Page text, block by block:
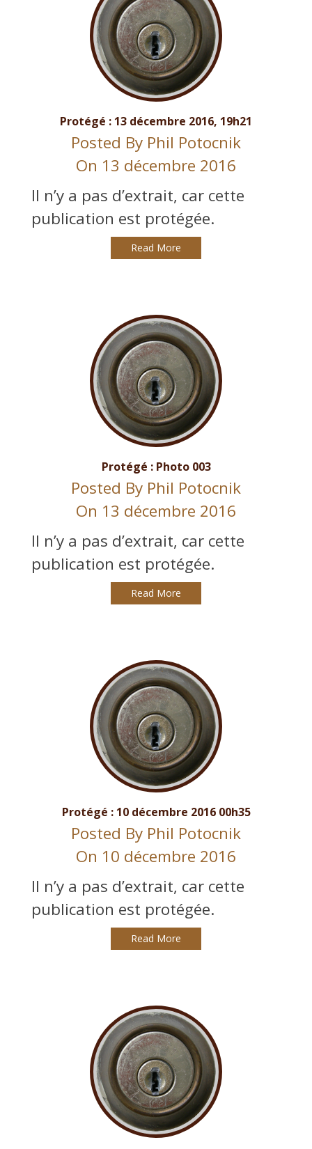
Protégé : 13 décembre 2016, 19h21
Posted By Phil Potocnik
On 13 décembre 2016
Il n’y a pas d’extrait, car cette
publication est protégée.
Read More
Protégé : Photo 003
Posted By Phil Potocnik
On 13 décembre 2016
Il n’y a pas d’extrait, car cette
publication est protégée.
Read More
Protégé : 10 décembre 2016 00h35
Posted By Phil Potocnik
On 10 décembre 2016
Il n’y a pas d’extrait, car cette
publication est protégée.
Read More